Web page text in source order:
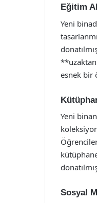
Eğitim
Yeni
esnek bir
Yeni
Sosyal